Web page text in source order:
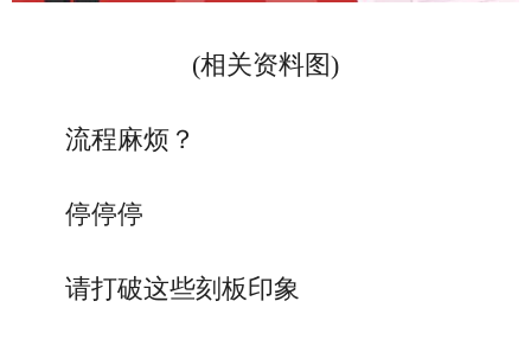
(相关资料图)
流程麻烦？
停停停
请打破这些刻板印象